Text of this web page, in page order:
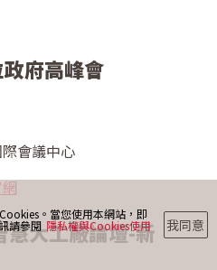
府高峰會
會議中心
大工廠論壇-新
。當您使用本網站，即
請參閱 隱私權與Cookies使用 我同意